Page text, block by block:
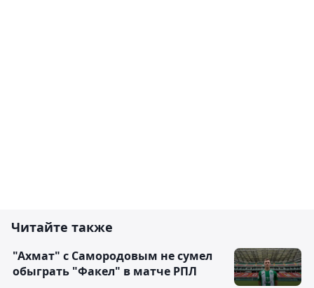
Читайте также
"Ахмат" с Самородовым не сумел
обыграть "Факел" в матче РПЛ